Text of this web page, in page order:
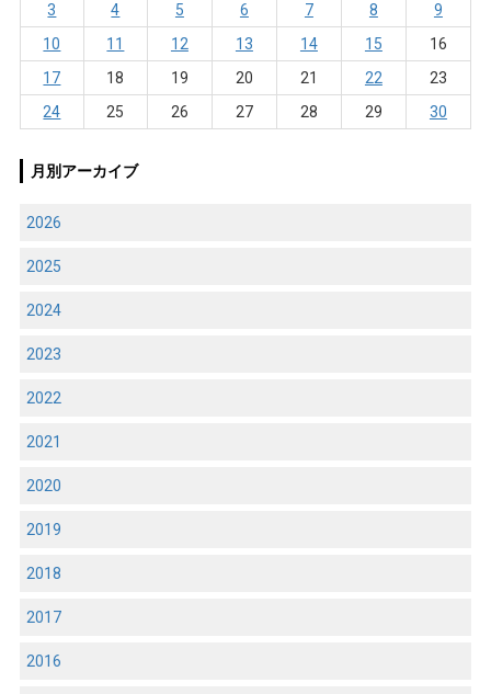
3
4 5 6 7 8
9
10
11 12 13 14 15
16
17
18 19 20 21 22
23
24
25 26 27 28 29 30
月別アーカイブ
2026
2025
2024
2023
2022
2021
2020
2019
2018
2017
2016